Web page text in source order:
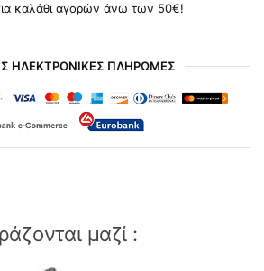
καλάθι αγορών άνω των 50€!
ΗΛΕΚΤΡΟΝΙΚΕΣ ΠΛΗΡΩΜΕΣ
μαζί :